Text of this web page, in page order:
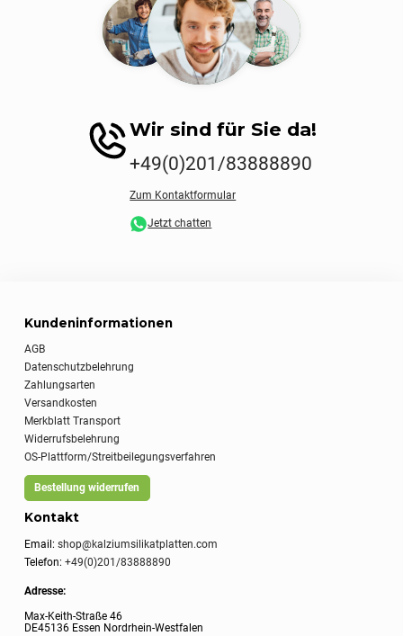
Wir sind für Sie da!
+49(0)201/83888890
Zum Kontaktformular
Jetzt chatten
Kundeninformationen
AGB
Datenschutzbelehrung
Zahlungsarten
Versandkosten
Merkblatt Transport
Widerrufsbelehrung
OS-Plattform/Streitbeilegungsverfahren
Bestellung widerrufen
Kontakt
Email:shop@kalziumsilikatplatten.com
Telefon:+49(0)201/83888890
Adresse:
Max-Keith-Straße 46
DE45136 Essen Nordrhein-Westfalen